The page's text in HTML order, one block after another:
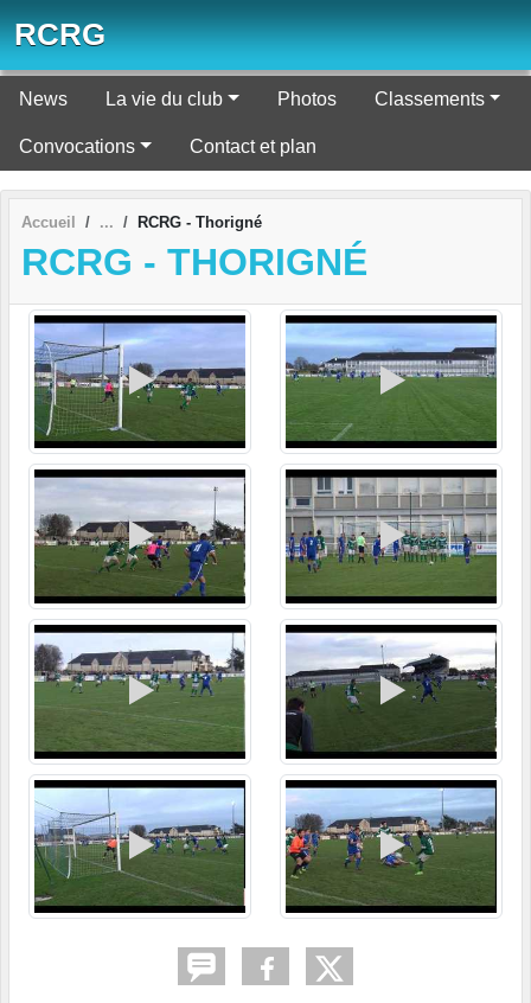
RCRG
News La vie du club Photos Classements
Convocations Contact et plan
Accueil RCRG - Thorigné
RCRG - THORIGNÉ